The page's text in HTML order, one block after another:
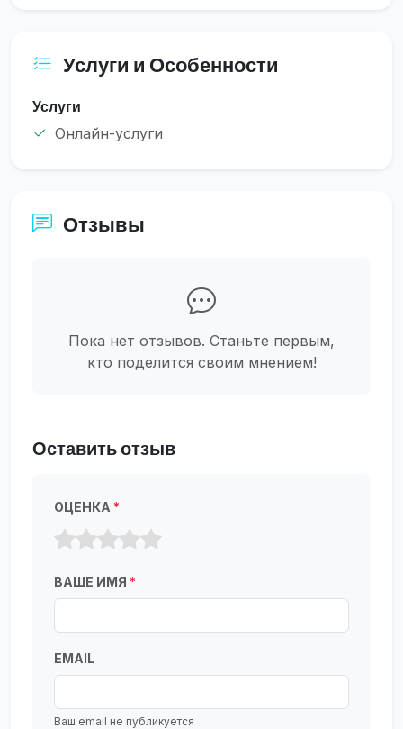
Услуги и Особенности
Услуги
Онлайн-услуги
Отзывы
Пока нет отзывов. Станьте первым,
кто поделится своим мнением!
Оставить отзыв
ОЦЕНКА *
ВАШЕ ИМЯ *
EMAIL
Ваш email не публикуется